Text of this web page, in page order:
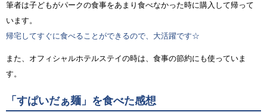
筆者は子どもがパークの食事をあまり食べなかった時に購入して帰って
います。
帰宅してすぐに食べることができるので、大活躍です☆
また、オフィシャルホテルステイの時は、食事の節約にも使っていま
す。
「すぱいだぁ麺」を食べた感想